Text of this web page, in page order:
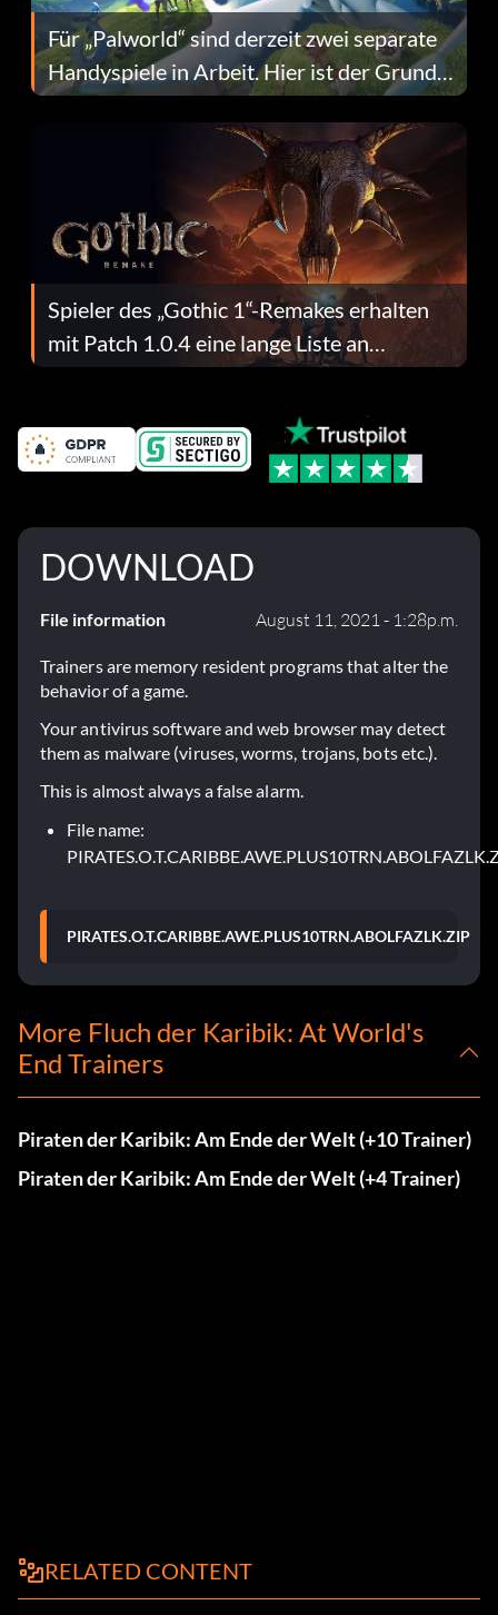
Für „Palworld“ sind derzeit zwei separate
Handyspiele in Arbeit. Hier ist der Grund
dafür.
Spieler des „Gothic 1“-Remakes erhalten
mit Patch 1.0.4 eine lange Liste an
Fehlerbehebungen
DOWNLOAD
File information August 11, 2021 - 1:28p.m.
Trainers are memory resident programs that alter the
behavior of a game.
Your antivirus software and web browser may detect
them as malware (viruses, worms, trojans, bots etc.).
This is almost always a false alarm.
File name:
PIRATES.O.T.CARIBBE.AWE.PLUS10TRN.ABOLFAZLK.ZIP
More Fluch der Karibik: At World's
End Trainers
Piraten der Karibik: Am Ende der Welt (+10 Trainer)
Piraten der Karibik: Am Ende der Welt (+4 Trainer)
RELATED CONTENT